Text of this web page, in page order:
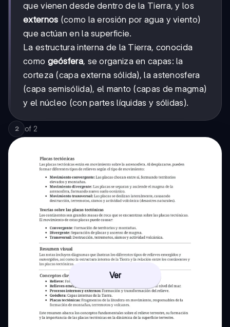
que vienen desde dentro de la Tierra, y los
externos (como la erosión por agua y viento)
que actúan en la superficie.
La estructura interna de la Tierra, conocida
como geósfera, se organiza en capas: la
corteza (capa externa sólida), la astenosfera
(capa semisólida), el manto (capas de magma)
y el núcleo (con partes líquidas y sólidas).
2 of 2
Ver